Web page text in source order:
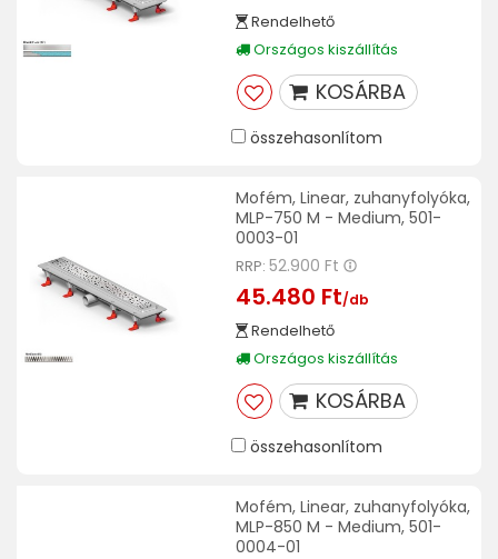
Rendelhető
Országos kiszállítás
KOSÁRBA
összehasonlítom
Mofém, Linear, zuhanyfolyóka,
MLP-750 M - Medium, 501-
0003-01
RRP: 52.900 Ft
45.480 Ft/db
Rendelhető
Országos kiszállítás
KOSÁRBA
összehasonlítom
Mofém, Linear, zuhanyfolyóka,
MLP-850 M - Medium, 501-
0004-01